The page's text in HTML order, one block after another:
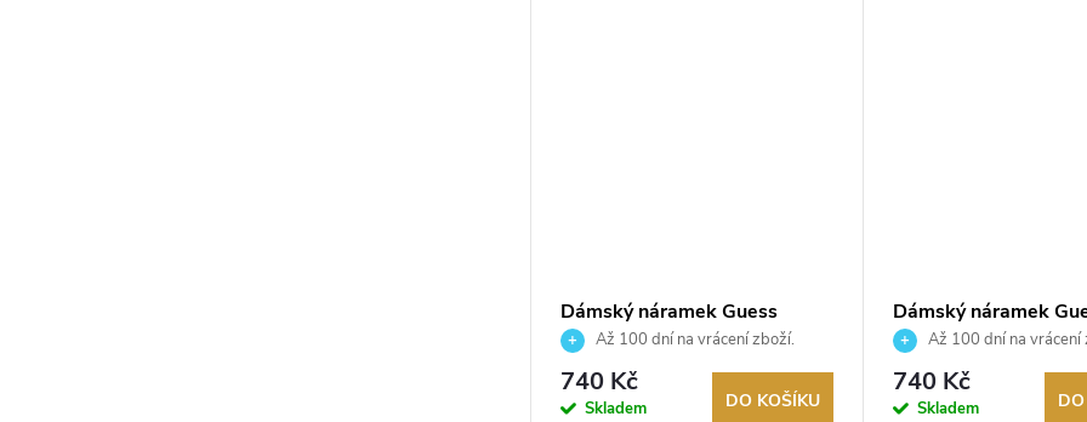
Dámský náramek Guess
JUBB02246JWYGS
Až 100 dní na vrácení zboží.
Autorizovaný prodejce.
740 Kč
Skladem DO KOŠÍKU
Dámský náramek
JUBB06082JWYGS
Až 100 dní na vrácení
Autorizovaný prodejce.
740 Kč
Skladem